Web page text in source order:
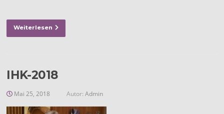
Weiterlesen
IHK-2018
Mai 25, 2018 Autor:Admin